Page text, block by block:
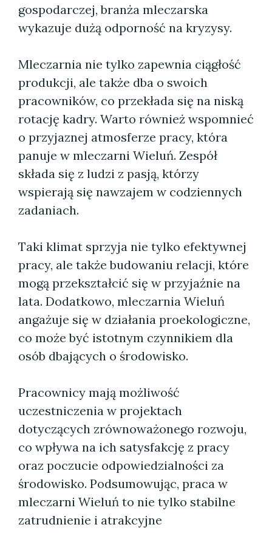
gospodarczej, branża mleczarska
wykazuje dużą odporność na kryzysy.
Mleczarnia nie tylko zapewnia ciągłość
produkcji, ale także dba o swoich
pracowników, co przekłada się na niską
rotację kadry. Warto również wspomnieć
o przyjaznej atmosferze pracy, która
panuje w mleczarni Wieluń. Zespół
składa się z ludzi z pasją, którzy
wspierają się nawzajem w codziennych
zadaniach.
Taki klimat sprzyja nie tylko efektywnej
pracy, ale także budowaniu relacji, które
mogą przekształcić się w przyjaźnie na
lata. Dodatkowo, mleczarnia Wieluń
angażuje się w działania proekologiczne,
co może być istotnym czynnikiem dla
osób dbających o środowisko.
Pracownicy mają możliwość
uczestniczenia w projektach
dotyczących zrównoważonego rozwoju,
co wpływa na ich satysfakcję z pracy
oraz poczucie odpowiedzialności za
środowisko. Podsumowując, praca w
mleczarni Wieluń to nie tylko stabilne
zatrudnienie i atrakcyjne